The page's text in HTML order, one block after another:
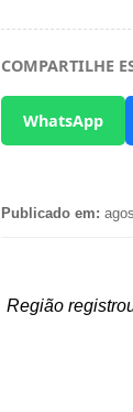
COMPARTILHE
WhatsApp
Publicado em:
Região